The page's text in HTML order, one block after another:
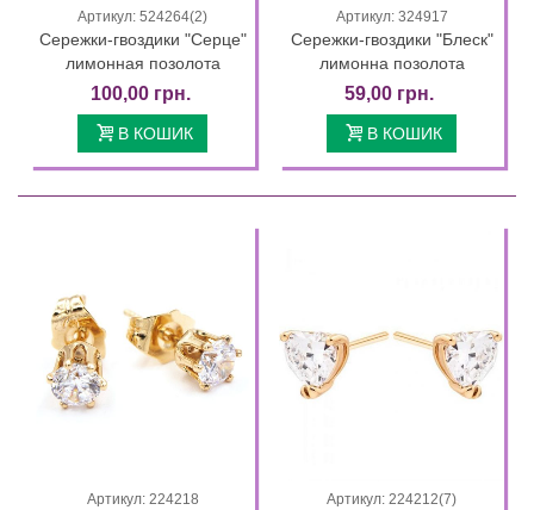
Артикул: 524264(2)
Сережки-гвоздики "Серце"
лимонная позолота
100,00 грн.
В КОШИК
Артикул: 324917
Сережки-гвоздики "Блеск"
лимонна позолота
59,00 грн.
В КОШИК
Артикул: 224218 Артикул: 224212(7)